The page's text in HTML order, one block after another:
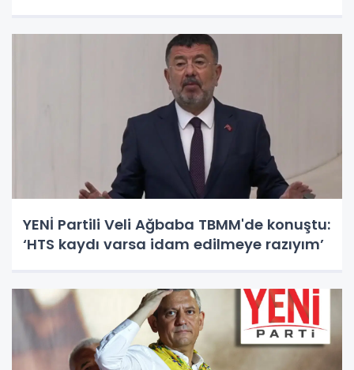
YENİ Partili Veli Ağbaba TBMM'de konuştu:
‘HTS kaydı varsa idam edilmeye razıyım’